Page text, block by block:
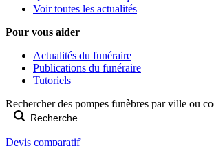
Voir toutes les actualités
Pour vous aider
Actualités du funéraire
Publications du funéraire
Tutoriels
Rechercher des pompes funèbres par ville ou
Devis comparatif